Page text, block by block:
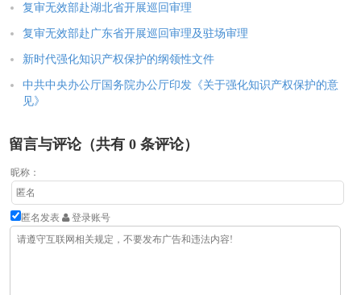
复审无效部赴湖北省开展巡回审理
复审无效部赴广东省开展巡回审理及驻场审理
新时代强化知识产权保护的纲领性文件
中共中央办公厅国务院办公厅印发《关于强化知识产权保护的意
见》
留言与评论（共有 0 条评论）
昵称：
匿名发表 登录账号